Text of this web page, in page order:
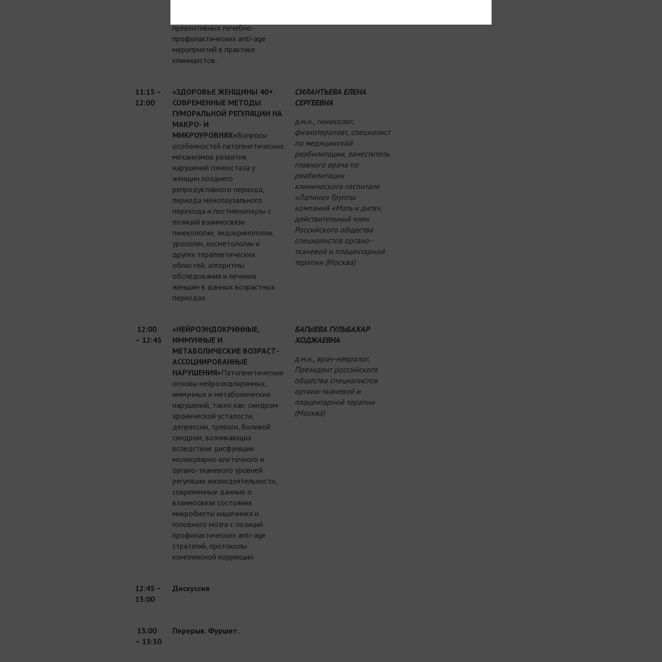
превентивных лечебно-
профилактических anti-age
мероприятий в практике
клиницистов.
11:15 –
12:00
«ЗДОРОВЬЕ ЖЕНЩИНЫ 40+.
СОВРЕМЕННЫЕ МЕТОДЫ
ГУМОРАЛЬНОЙ РЕГУЛЯЦИИ НА
МАКРО- И
МИКРОУРОВНЯХ»Вопросы
особенностей патогенетических
механизмов развития
нарушений гомеостаза у
женщин позднего
репродуктивного периода,
периода менопаузального
перехода и постменопаузы с
позиций взаимосвязи
гинекологии, эндокринологии,
урологии, косметологии и
других терапевтических
областей, алгоритмы
обследования и лечения
женщин в данных возрастных
периодах.
СИЛАНТЬЕВА ЕЛЕНА
СЕРГЕЕВНА
д.м.н., гинеколог,
физиотерапевт, специалист
по медицинской
реабилитации, заместитель
главного врача по
реабилитации
клинического госпиталя
«Лапино» Группы
компаний «Мать и дитя»,
действительный член
Российского общества
специалистов органо-
тканевой и плацентарной
терапии (Москва)
12:00
– 12:45
«НЕЙРОЭНДОКРИННЫЕ,
ИММУННЫЕ И
МЕТАБОЛИЧЕСКИЕ ВОЗРАСТ-
АССОЦИИРОВАННЫЕ
НАРУШЕНИЯ»Патогенетические
основы нейроэндокринных,
иммунных и метаболических
нарушений, таких как: синдром
хронической усталости,
депрессии, тревоги, болевой
синдром, возникающих
вследствие дисфункции
молекулярно-клеточного и
органо-тканевого уровней
регуляции жизнедеятельности,
современные данные о
взаимосвязи состояния
микробиоты кишечника и
головного мозга с позиций
профилактических anti-age
стратегий, протоколы
комплексной коррекции.
БАГЫЕВА ГУЛЬБАХАР
ХОДЖАЕВНА
д.м.н., врач-невролог,
Президент российского
общества специалистов
органо-тканевой и
плацентарной терапии
(Москва)
12:45 –
13:00
Дискуссия
13:00
– 13:30
Перерыв. Фуршет.